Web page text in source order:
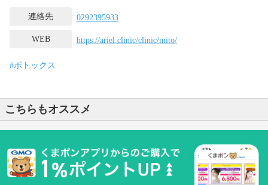
連絡先 0292395933
WEB https://ariel.clinic/clinic/mito/
#ボトックス
こちらもオススメ